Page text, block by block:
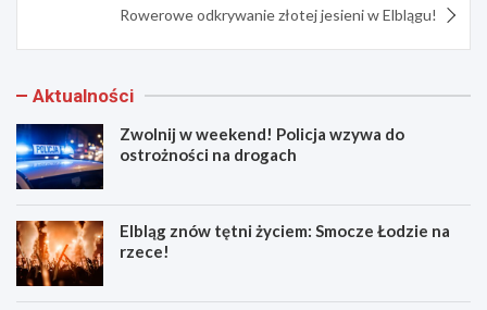
Rowerowe odkrywanie złotej jesieni w Elblągu!
Aktualności
Zwolnij w weekend! Policja wzywa do
ostrożności na drogach
Elbląg znów tętni życiem: Smocze Łodzie na
rzece!